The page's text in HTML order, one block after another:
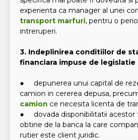
experienta ca manager al unei
transport marfuri, pentru o
intreruperi.
3. Indeplinirea conditiilor de
financiara impuse de legislatie
● depunerea unui capital de
camion in cererea depusa,
camion ce necesita licenta de
● dovada disponibilitatii acestor
obtine de la banca la care
rutier este client juridic.